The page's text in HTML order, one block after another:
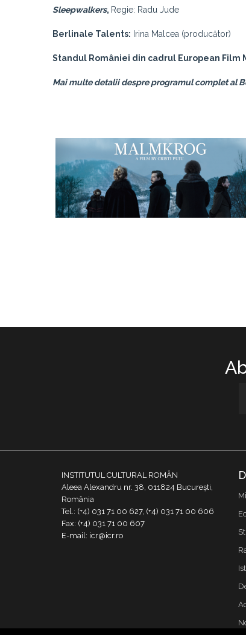
Sleepwalkers, Regie: Radu Jude
Berlinale Talents: Irina Malcea (producător)
Standul României din cadrul European Film
Mai multe detalii despre programul complet al
INSTITUTUL CULTURAL ROMÂN
Aleea Alexandru nr. 38, 011824 București,
România
Tel.: (+4) 031 71 00 627, (+4) 031 71 00 606
Fax: (+4) 031 71 00 607
E-mail: icr@icr.ro